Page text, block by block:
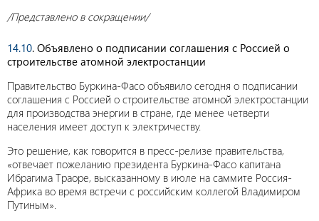
/Представлено в сокращении/
14.10. Объявлено о подписании соглашения с Россией о
строительстве атомной электростанции
Правительство Буркина-Фасо объявило сегодня о подписании
соглашения с Россией о строительстве атомной электростанции
для производства энергии в стране, где менее четверти
населения имеет доступ к электричеству.
Это решение, как говорится в пресс-релизе правительства,
«отвечает пожеланию президента Буркина-Фасо капитана
Ибрагима Траоре, высказанному в июле на саммите Россия-
Африка во время встречи с российским коллегой Владимиром
Путиным».